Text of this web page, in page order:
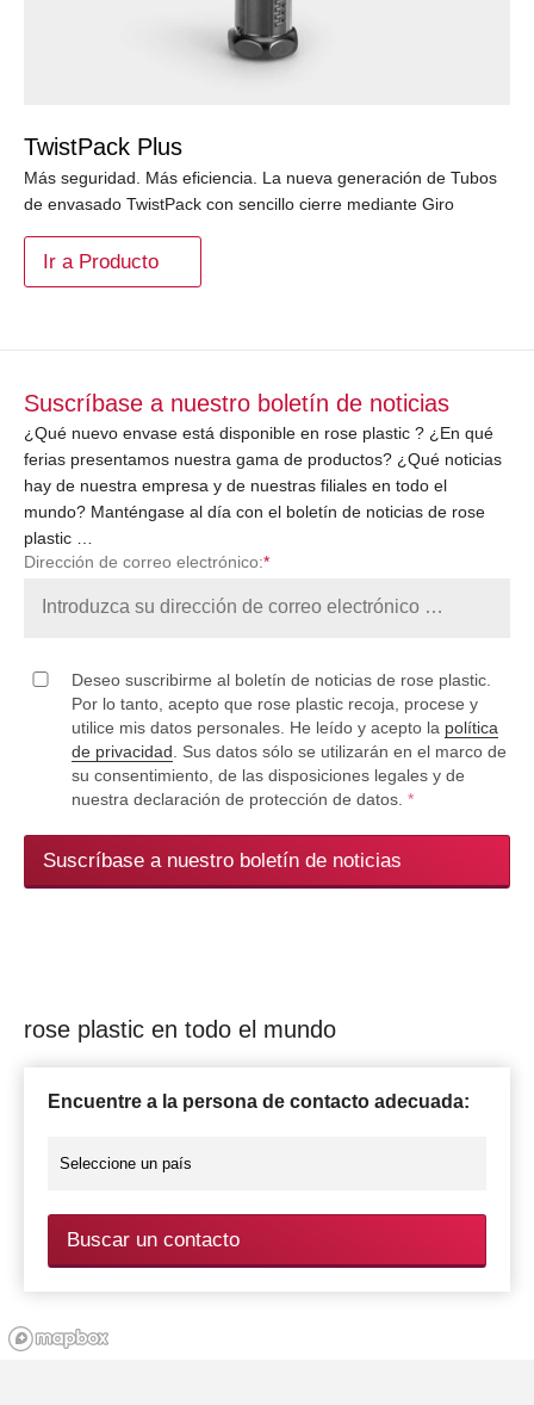
TwistPack Plus
Más seguridad. Más eficiencia. La nueva generación de Tubos
de envasado TwistPack con sencillo cierre mediante Giro
Ir a Producto
Suscríbase a nuestro boletín de noticias
¿Qué nuevo envase está disponible en rose plastic ? ¿En qué
ferias presentamos nuestra gama de productos? ¿Qué noticias
hay de nuestra empresa y de nuestras filiales en todo el
mundo? Manténgase al día con el boletín de noticias de rose
plastic …
Dirección de correo electrónico:*
Deseo suscribirme al boletín de noticias de rose plastic.
Por lo tanto, acepto que rose plastic recoja, procese y
utilice mis datos personales. He leído y acepto la política
de privacidad. Sus datos sólo se utilizarán en el marco de
su consentimiento, de las disposiciones legales y de
nuestra declaración de protección de datos. *
Suscríbase a nuestro boletín de noticias
rose plastic en todo el mundo
Encuentre a la persona de contacto adecuada:
Buscar un contacto